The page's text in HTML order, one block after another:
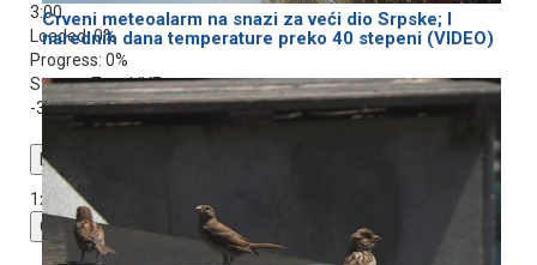
3:00
Loaded: 0%
Progress: 0%
Stream TypeLIVE
-3:00
Playback Rate
1x
Chapters
Chapters
Crveni meteoalarm na snazi za veći dio Srpske; I
narednih dana temperature preko 40 stepeni (VIDEO)